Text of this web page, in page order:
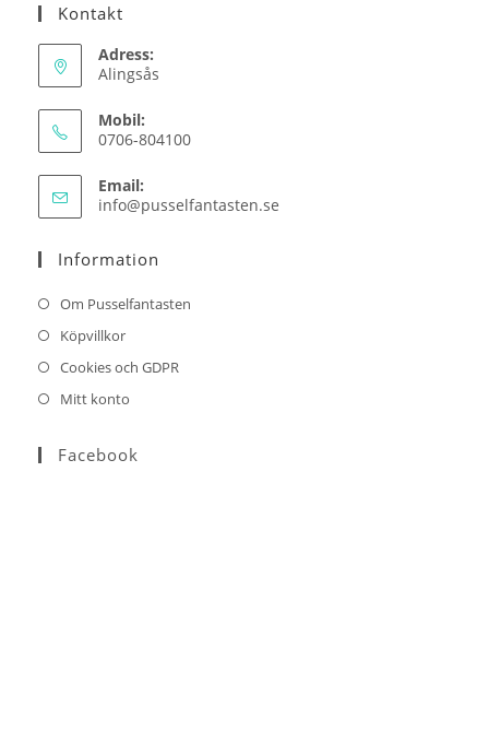
Kontakt
Adress:
Alingsås
Mobil:
0706-804100
Email:
info@pusselfantasten.se
Information
Om Pusselfantasten
Köpvillkor
Cookies och GDPR
Mitt konto
Facebook